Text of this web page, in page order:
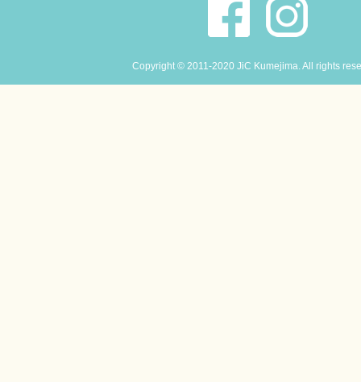
Copyright © 2011-2020 JiC Kumejima. All rights